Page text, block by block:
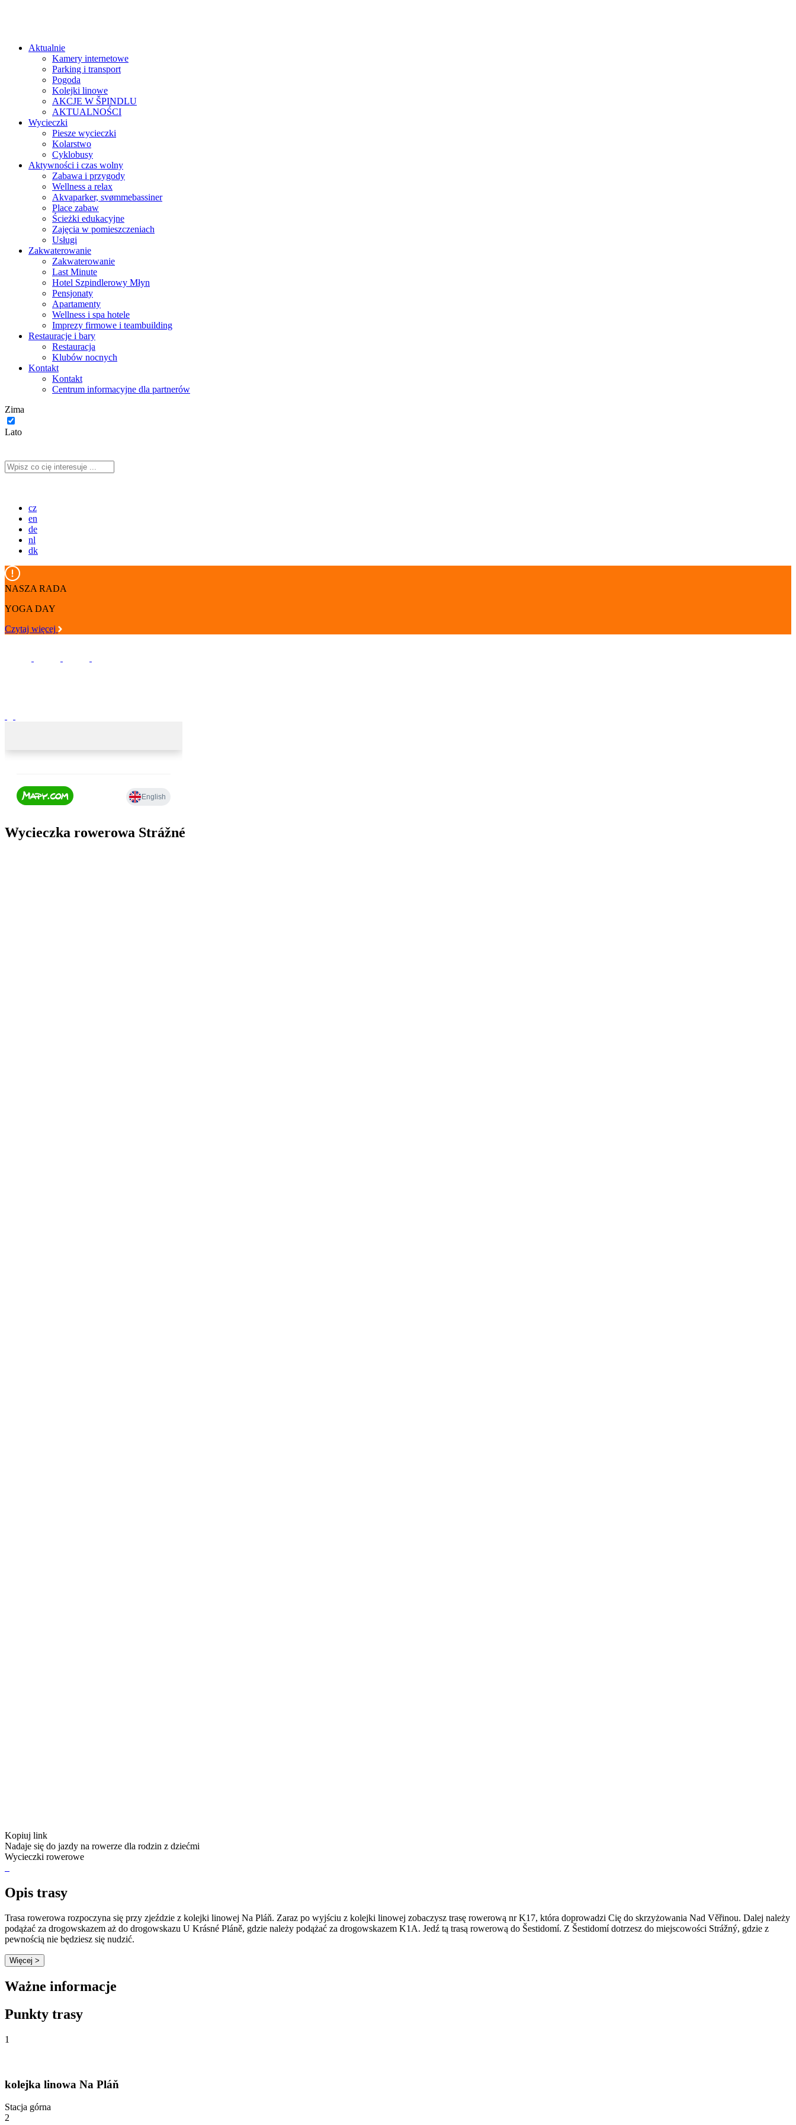
Aktualnie
Kamery internetowe
Parking i transport
Pogoda
Kolejki linowe
AKCJE W ŠPINDLU
AKTUALNOŚCI
Wycieczki
Piesze wycieczki
Kolarstwo
Cyklobusy
Aktywności i czas wolny
Zabawa i przygody
Wellness a relax
Akvaparker, svømmebassiner
Place zabaw
Ścieżki edukacyjne
Zajęcia w pomieszczeniach
Usługi
Zakwaterowanie
Zakwaterowanie
Last Minute
Hotel Szpindlerowy Młyn
Pensjonaty
Apartamenty
Wellness i spa hotele
Imprezy firmowe i teambuilding
Restauracje i bary
Restauracja
Klubów nocnych
Kontakt
Kontakt
Centrum informacyjne dla partnerów
Zima
Lato
cz
en
de
nl
dk
NASZA RADA
YOGA DAY
Czytaj więcej
Wycieczka rowerowa Strážné
Kopiuj link
Nadaje się do jazdy na rowerze dla rodzin z dziećmi
Wycieczki rowerowe
Opis trasy
Trasa rowerowa rozpoczyna się przy zjeździe z kolejki linowej Na Pláň. Zaraz po wyjściu z kolejki linowej zobaczysz trasę rowerową nr K17, która doprowadzi Cię do skrzyżowania Nad Věřinou. Dalej należy
podążać za drogowskazem aż do drogowskazu U Krásné Pláně, gdzie należy podążać za drogowskazem K1A. Jedź tą trasą rowerową do Šestidomí. Z Šestidomí dotrzesz do miejscowości Strážný, gdzie z
pewnością nie będziesz się nudzić.
Więcej >
Ważne informacje
Punkty trasy
1
kolejka linowa Na Pláň
Stacja górna
2